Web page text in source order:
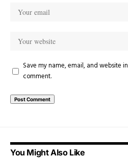
Save my name, email, and website
comment.
You Might Also Like